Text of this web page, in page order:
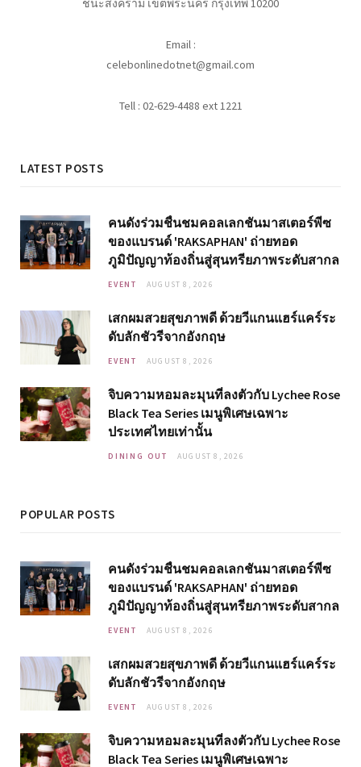
ชนะสงคราม เขตพระนคร กรุงเทพ 10200
Email :
celebonlinedotnet@gmail.com
Tell : 02-629-4488 ext 1221
LATEST POSTS
คนดังร่วมชื่นชมคอลเลกชันมาสเตอร์พีซ
ของแบรนด์ 'RAKSAPHAN' ถ่ายทอด
ภูมิปัญญาท้องถิ่นสู่สุนทรียภาพระดับสากล
EVENT AUGUST 8, 2026
เสกผมสวยสุขภาพดี ด้วยวีแกนแฮร์แคร์ระ
ดับลักชัวรีจากอังกฤษ
EVENT AUGUST 8, 2026
จิบความหอมละมุนที่ลงตัวกับ Lychee Rose
Black Tea Series เมนูพิเศษเฉพาะ
ประเทศไทยเท่านั้น
DINING OUT AUGUST 8, 2026
POPULAR POSTS
คนดังร่วมชื่นชมคอลเลกชันมาสเตอร์พีซ
ของแบรนด์ 'RAKSAPHAN' ถ่ายทอด
ภูมิปัญญาท้องถิ่นสู่สุนทรียภาพระดับสากล
EVENT AUGUST 8, 2026
เสกผมสวยสุขภาพดี ด้วยวีแกนแฮร์แคร์ระ
ดับลักชัวรีจากอังกฤษ
EVENT AUGUST 8, 2026
จิบความหอมละมุนที่ลงตัวกับ Lychee Rose
Black Tea Series เมนูพิเศษเฉพาะ